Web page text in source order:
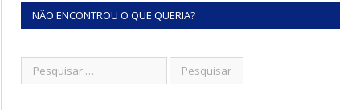
NÃO ENCONTROU O QUE QUERIA?